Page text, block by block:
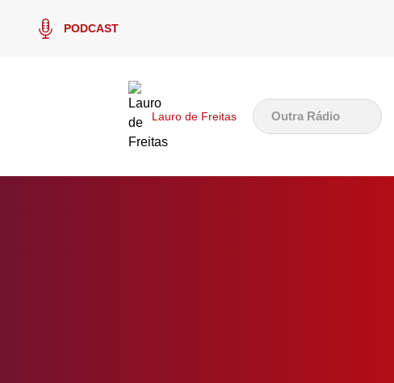
PODCAST
Lauro de Freitas Outra Rádio